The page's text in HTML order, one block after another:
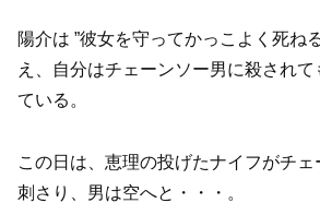
陽介は ”彼女を守ってかっこよく死ね
え、自分はチェーンソー男に殺され
ている。
この日は、恵理の投げたナイフがチ
刺さり、男は空へと・・・。